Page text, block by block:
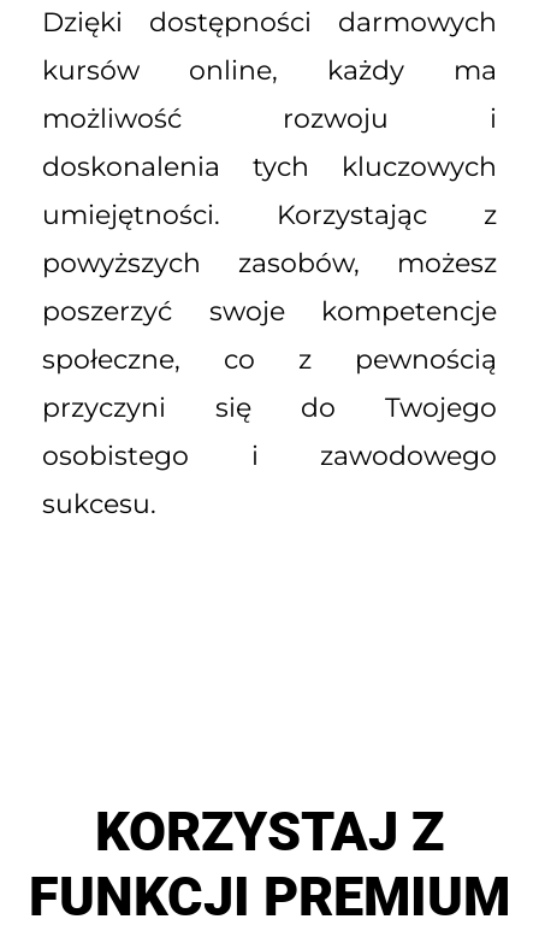
Dzięki dostępności darmowych
kursów online, każdy ma
możliwość rozwoju i
doskonalenia tych kluczowych
umiejętności. Korzystając z
powyższych zasobów, możesz
poszerzyć swoje kompetencje
społeczne, co z pewnością
przyczyni się do Twojego
osobistego i zawodowego
sukcesu.
KORZYSTAJ Z
FUNKCJI PREMIUM